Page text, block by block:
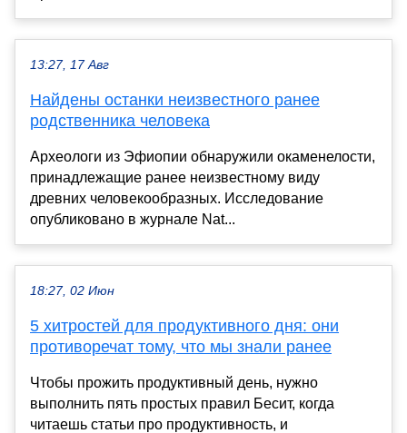
13:27, 17 Авг
Найдены останки неизвестного ранее
родственника человека
Археологи из Эфиопии обнаружили окаменелости,
принадлежащие ранее неизвестному виду
древних человекообразных. Исследование
опубликовано в журнале Nat...
18:27, 02 Июн
5 хитростей для продуктивного дня: они
противоречат тому, что мы знали ранее
Чтобы прожить продуктивный день, нужно
выполнить пять простых правил Бесит, когда
читаешь статьи про продуктивность, и